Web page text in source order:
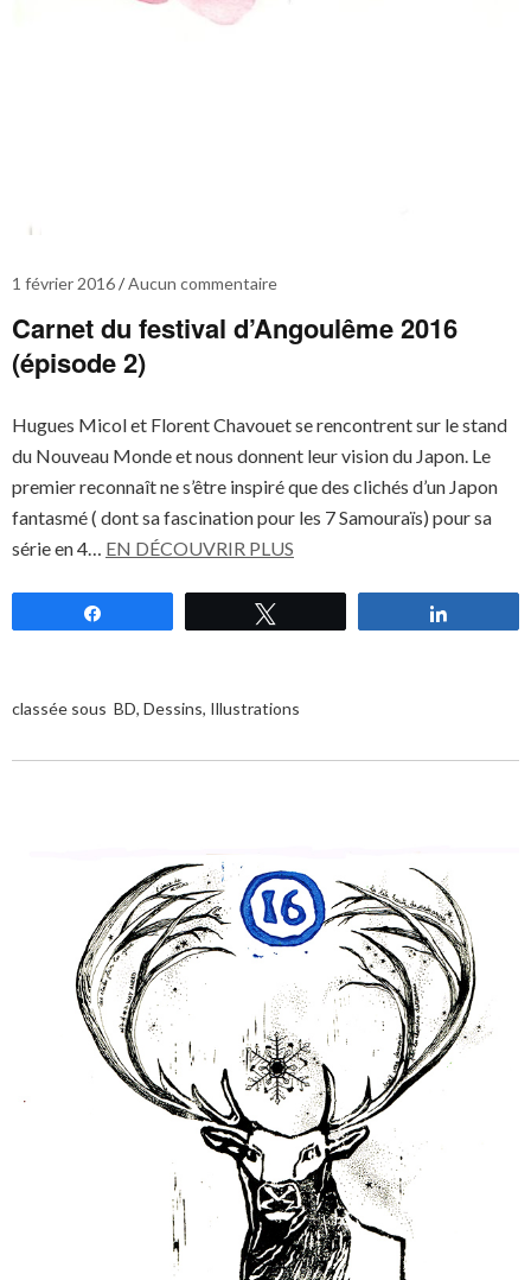
1 février 2016 Aucun commentaire
Carnet du festival d’Angoulême 2016
(épisode 2)
Hugues Micol et Florent Chavouet se rencontrent sur le stand
du Nouveau Monde et nous donnent leur vision du Japon. Le
premier reconnaît ne s’être inspiré que des clichés d’un Japon
fantasmé ( dont sa fascination pour les 7 Samouraïs) pour sa
série en 4… EN DÉCOUVRIR PLUS
classée sous BD, Dessins, Illustrations